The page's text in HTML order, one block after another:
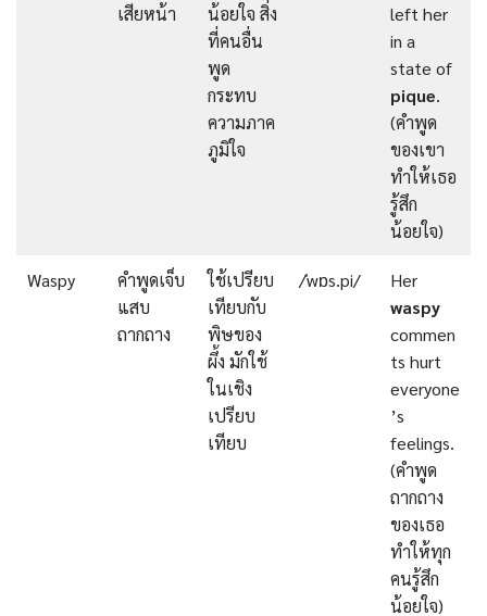
เสียหน้า
น้อยใจ สิ่ง
ที่คนอื่น
พูด
กระทบ
ความภาค
ภูมิใจ
left her
in a
state of
pique.
(คำพูด
ของเขา
ทำให้เธอ
รู้สึก
น้อยใจ)
Waspy
คำพูดเจ็บ
แสบ
ถากถาง
ใช้เปรียบ
เทียบกับ
พิษของ
ผึ้ง มักใช้
ในเชิง
เปรียบ
เทียบ
/ˈwɒs.pi/
Her
waspy
commen
ts hurt
everyone
’s
feelings.
(คำพูด
ถากถาง
ของเธอ
ทำให้ทุก
คนรู้สึก
น้อยใจ)